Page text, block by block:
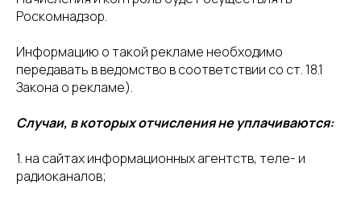
Роскомнадзор.
Информацию о такой рекламе необходимо
передавать в ведомство в соответствии со ст. 18.1
Закона о рекламе).
Случаи, в которых отчисления не уплачиваются:
1. на сайтах информационных агентств, теле- и
радиоканалов;